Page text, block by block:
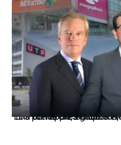
Los principales grupos empresariales del país mantienen una fuerte